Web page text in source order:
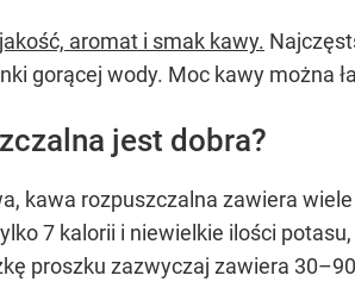
jakość, aromat i smak kawy.
gorącej wody. Moc kawy można
jest dobra?
kawa rozpuszczalna zawiera
7 kalorii i niewielkie ilości
proszku zazwyczaj zawiera